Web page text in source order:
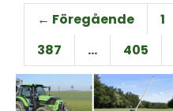
← Föregående 1
387
… 405